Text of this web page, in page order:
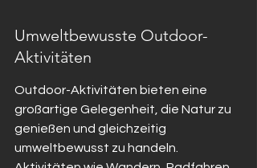
Umweltbewusste Outdoor-
Aktivitäten
Outdoor-Aktivitäten bieten eine
großartige Gelegenheit, die Natur zu
genießen und gleichzeitig
umweltbewusst zu handeln.